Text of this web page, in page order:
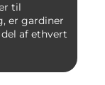
til
er gardiner
af ethvert